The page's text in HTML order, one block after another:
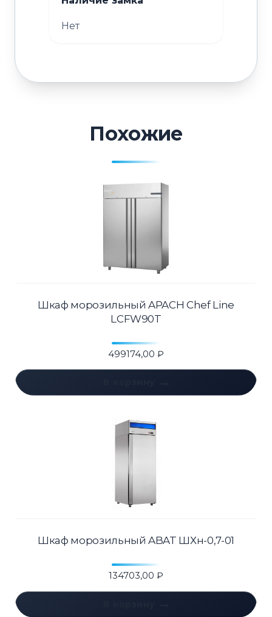
Нет
Похожие
Шкаф морозильный APACH Chef Line
LCFW90T
499174,00 ₽
Шкаф морозильный ABAT ШХн-0,7-01
134703,00 ₽